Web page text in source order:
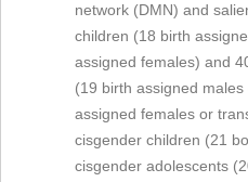
network (DMN) and
children (18 birth
assigned females) and
(19 birth assigned
assigned females or
cisgender children (21
cisgender adolescents